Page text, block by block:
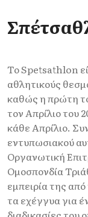
Το Spetsathlon
αθλητικούς
καθώς η πρώτη
τον Απρίλιο του
κάθε Απρίλιο.
εντυπωσιακού
Οργανωτική
Ομοσπονδία
εμπειρία της
τα εχέγγυα για